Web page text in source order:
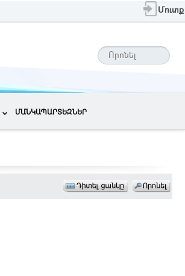
Մուտք
ՄԱՆԿԱՊԱՐՏԵԶՆԵՐ